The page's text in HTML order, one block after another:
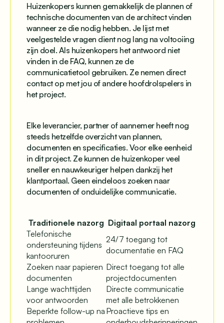
Huizenkopers kunnen gemakkelijk de plannen of
technische documenten van de architect vinden
wanneer ze die nodig hebben. Je lijst met
veelgestelde vragen dient nog lang na voltooiing
zijn doel. Als huizenkopers het antwoord niet
vinden in de FAQ, kunnen ze de
communicatietool gebruiken. Ze nemen direct
contact op met jou of andere hoofdrolspelers in
het project.
Elke leverancier, partner of aannemer heeft nog
steeds hetzelfde overzicht van plannen,
documenten en specificaties. Voor elke eenheid
in dit project. Ze kunnen de huizenkoper veel
sneller en nauwkeuriger helpen dankzij het
klantportaal. Geen eindeloos zoeken naar
documenten of onduidelijke communicatie.
Traditionele nazorg Digitaal portaal nazorg
Telefonische
ondersteuning tijdens
kantooruren
24/7 toegang tot
documentatie en FAQ
Zoeken naar papieren
documenten
Direct toegang tot alle
projectdocumenten
Lange wachttijden
voor antwoorden
Directe communicatie
met alle betrokkenen
Beperkte follow-up na Proactieve tips en